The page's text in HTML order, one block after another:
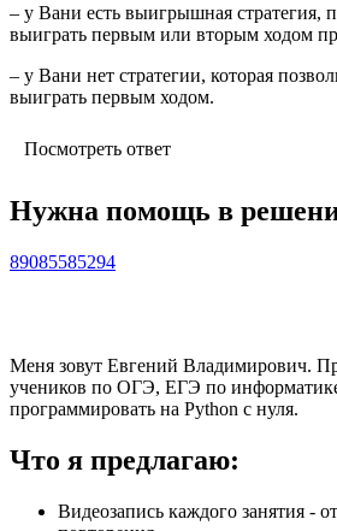
– у Вани есть выигрышная стратегия,
выиграть первым или вторым ходом
– у Вани нет стратегии, которая
выиграть первым ходом.
Посмотреть ответ
Нужна помощь в
89085585294
Меня зовут Евгений Владимирович.
учеников по ОГЭ, ЕГЭ по
программировать на Python с нуля.
Что я предлагаю:
Видеозапись каждого занятия -